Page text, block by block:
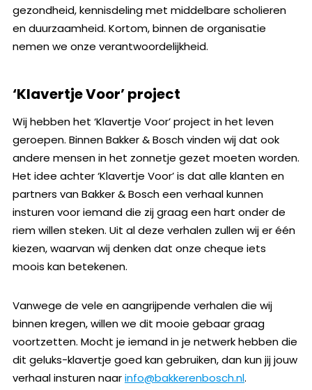
gezondheid, kennisdeling met middelbare scholieren
en duurzaamheid. Kortom, binnen de organisatie
nemen we onze verantwoordelijkheid.
‘Klavertje Voor’ project
Wij hebben het ‘Klavertje Voor’ project in het leven
geroepen. Binnen Bakker & Bosch vinden wij dat ook
andere mensen in het zonnetje gezet moeten worden.
Het idee achter ‘Klavertje Voor’ is dat alle klanten en
partners van Bakker & Bosch een verhaal kunnen
insturen voor iemand die zij graag een hart onder de
riem willen steken. Uit al deze verhalen zullen wij er één
kiezen, waarvan wij denken dat onze cheque iets
moois kan betekenen.
Vanwege de vele en aangrijpende verhalen die wij
binnen kregen, willen we dit mooie gebaar graag
voortzetten. Mocht je iemand in je netwerk hebben die
dit geluks-klavertje goed kan gebruiken, dan kun jij jouw
verhaal insturen naarinfo@bakkerenbosch.nl.